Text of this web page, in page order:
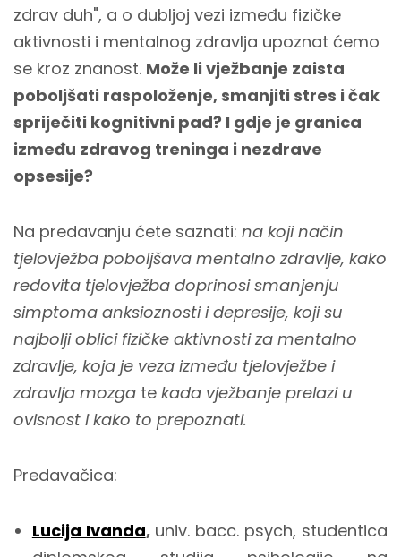
zdrav duh", a o dubljoj vezi između fizičke
aktivnosti i mentalnog zdravlja upoznat ćemo
se kroz znanost. Može li vježbanje zaista
poboljšati raspoloženje, smanjiti stres i čak
spriječiti kognitivni pad? I gdje je granica
između zdravog treninga i nezdrave
opsesije?
Na predavanju ćete saznati: na koji način
tjelovježba poboljšava mentalno zdravlje, kako
redovita tjelovježba doprinosi smanjenju
simptoma anksioznosti i depresije, koji su
najbolji oblici fizičke aktivnosti za mentalno
zdravlje, koja je veza između tjelovježbe i
zdravlja mozga te kada vježbanje prelazi u
ovisnost i kako to prepoznati.
Predavačica:
Lucija Ivanda,univ. bacc. psych, studentica